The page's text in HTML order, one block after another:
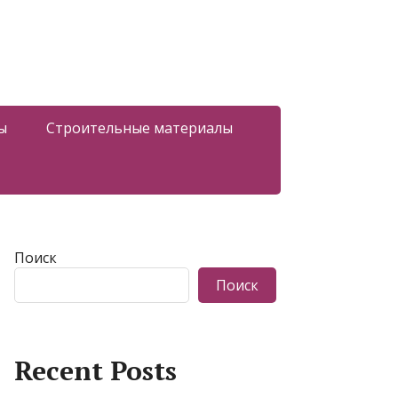
Строительные материалы
Поиск
Поиск
Recent Posts